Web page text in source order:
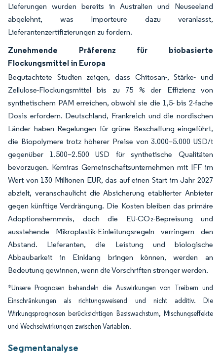
Lieferungen wurden bereits in Australien und Neuseeland
abgelehnt, was Importeure dazu veranlasst,
Lieferantenzertifizierungen zu fordern.
Zunehmende Präferenz für biobasierte
Flockungsmittel in Europa
Begutachtete Studien zeigen, dass Chitosan-, Stärke- und
Zellulose-Flockungsmittel bis zu 75 % der Effizienz von
synthetischem PAM erreichen, obwohl sie die 1,5- bis 2-fache
Dosis erfordern. Deutschland, Frankreich und die nordischen
Länder haben Regelungen für grüne Beschaffung eingeführt,
die Biopolymere trotz höherer Preise von 3.000–5.000 USD/t
gegenüber 1.500–2.500 USD für synthetische Qualitäten
bevorzugen. Kemiras Gemeinschaftsunternehmen mit IFF im
Wert von 130 Millionen EUR, das auf einen Start im Jahr 2027
abzielt, veranschaulicht die Absicherung etablierter Anbieter
gegen künftige Verdrängung. Die Kosten bleiben das primäre
Adoptionshemmnis, doch die EU-CO₂-Bepreisung und
ausstehende Mikroplastik-Einleitungsregeln verringern den
Abstand. Lieferanten, die Leistung und biologische
Abbaubarkeit in Einklang bringen können, werden an
Bedeutung gewinnen, wenn die Vorschriften strenger werden.
*Unsere Prognosen behandeln die Auswirkungen von Treibern und
Einschränkungen als richtungsweisend und nicht additiv. Die
Wirkungsprognosen berücksichtigen Basiswachstum, Mischungseffekte
und Wechselwirkungen zwischen Variablen.
Segmentanalyse